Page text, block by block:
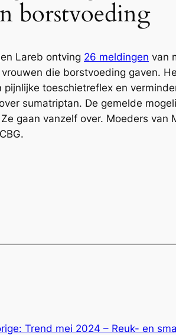
borstvoeding
Lareb ontving 26 meldingen van
die borstvoeding gaven.
pijnlijke toeschietreflex en
sumatriptan. De gemelde
gaan vanzelf over. Moeders van
Trend mei 2024 – Reuk- en